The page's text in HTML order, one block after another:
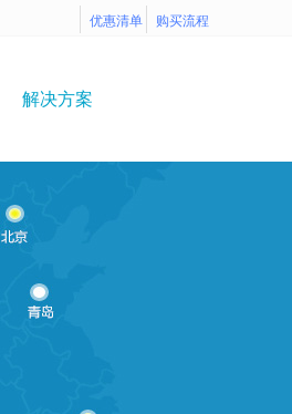
购买流程
优惠清单
解决方案